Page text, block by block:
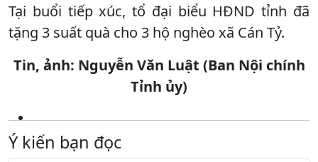
Tại buổi tiếp xúc, tổ đại biểu HĐND tỉnh đã
tặng 3 suất quà cho 3 hộ nghèo xã Cán Tỷ.
Tin, ảnh: Nguyễn Văn Luật (Ban Nội chính
Tỉnh ủy)
Ý kiến bạn đọc